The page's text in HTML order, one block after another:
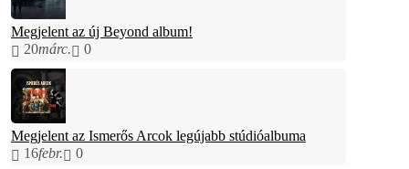
Megjelent az új Beyond album!
20márc. 0
Megjelent az Ismerős Arcok legújabb stúdióalbuma
16febr. 0